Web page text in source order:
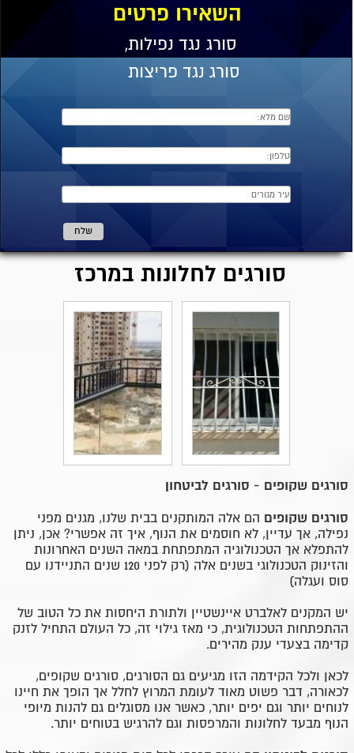
סורג נגד פריצות
סורג נגד נפילות,
השאירו פרטים
סורגים לחלונות במרכז
סורגים שקופים - סורגים לביטחון
סורגים שקופים הם אלה המותקנים בבית שלנו, מגנים מפני
נפילה, אך עדיין, לא חוסמים את הנוף, איך זה אפשרי? אכן, ניתן
להתפלא אך הטכנולוגיה המתפתחת במאה השנים האחרונות
והזינוק הטכנולוגי בשנים אלה (רק לפני 120 שנים התניידנו עם
סוס ועגלה)
יש המקנים לאלברט איינשטיין ולתורת היחסות את כל הטוב של
ההתפתחות הטכנולוגית, כי מאז גילוי זה, כל העולם התחיל לזנק
קדימה בצעדי ענק מהירים.
לכאן ולכל הקידמה הזו מגיעים גם הסורגים, סורגים שקופים,
לכאורה, דבר פשוט מאוד לעומת המרוץ לחלל אך הופך את חיינו
לנוחים יותר וגם יפים יותר, כאשר אנו מסוגלים גם להנות מיופי
הנוף מבעד לחלונות והמרפסות וגם להרגיש בטוחים יותר.